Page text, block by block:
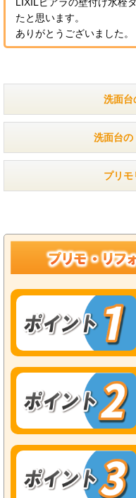
LIXILピアラの壁付け水栓
たと思います。
ありがとうございました。
洗面台
洗面台の
プリモ